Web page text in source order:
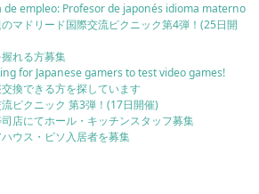
de empleo: Profesor de japonés idioma materno
マドリード国際交流ピクニック第4弾！(25日開
れる方募集
for Japanese gamers to test video games!
換できる方を探しています
ピクニック 第3弾！(17日開催)
店にてホール・キッチンスタッフ募集
ウス・ピソ入居者を募集